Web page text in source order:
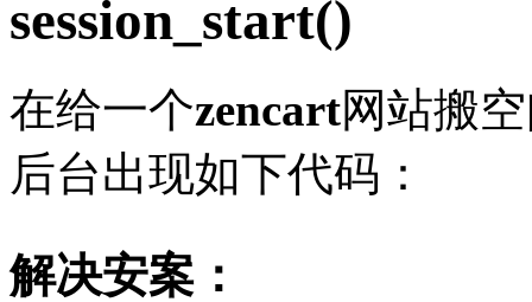
session_start()
在给一个zencart网站搬
后台出现如下代码：
解决安案：